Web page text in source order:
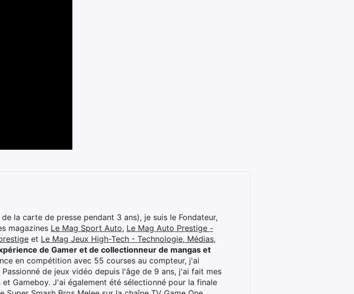
la carte de presse pendant 3 ans), je suis le Fondateur,
magazines Le Mag Sport Auto, Le Mag Auto Prestige -
et Le Mag Jeux High-Tech - Technologie, Médias,
de Gamer et de collectionneur de mangas et
en compétition avec 55 courses au compteur, j'ai
de jeux vidéo depuis l'âge de 9 ans, j'ai fait mes
Gameboy. J'ai également été sélectionné pour la finale